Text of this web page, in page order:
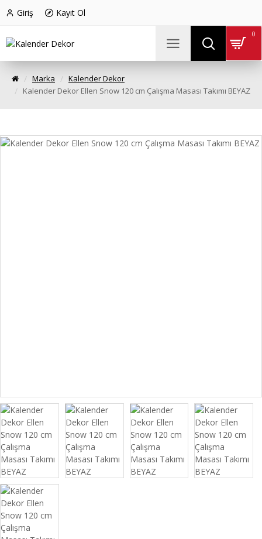
Giriş Kayıt Ol
0
Marka
Kalender Dekor
Kalender Dekor Ellen Snow 120 cm Çalışma Masası Takımı BEYAZ